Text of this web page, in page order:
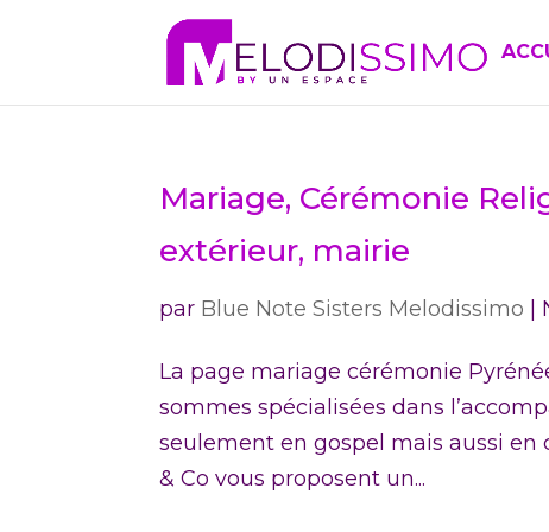
Mariage, Cérémonie
extérieur, mairie
par Blue Note Sisters Melodissimo
La page mariage cérémonie
sommes spécialisées dans
seulement en gospel mais aussi en
& Co vous proposent un...